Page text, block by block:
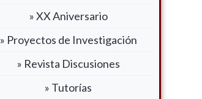
» XX Aniversario
» Proyectos de Investigación
» Revista Discusiones
» Tutorías